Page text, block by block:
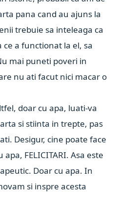
pana cand au ajuns la
trebuie sa inteleaga ca
a functionat la el, sa
mai puneti poveri in
nu ati facut nici macar o
doar cu apa, luati-va
si stiinta in trepte, pas
Desigur, cine poate face
FELICITARI. Asa este
Doar cu apa. In
si inspre acesta